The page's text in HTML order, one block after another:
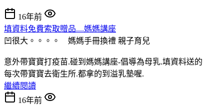
16年前
填資料免費索取贈品....媽媽講座
凹很大。。。。 媽媽手冊換禮 親子育兒
意外帶寶寶打疫苗.碰到媽媽講座-倡導為母乳.填資料送的
每次帶寶寶去衛生所.都拿的到溢乳墊喔.
繼續閱讀
16年前